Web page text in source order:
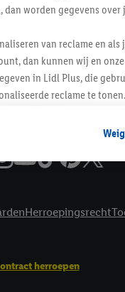
Herroepingsrecht
herroepen
worden gegevens
van reclame en
dan kunnen wij en
in Lidl Plus, die
reclame te
advertenties worden
in een
waarover Criteo
informatie vinden over